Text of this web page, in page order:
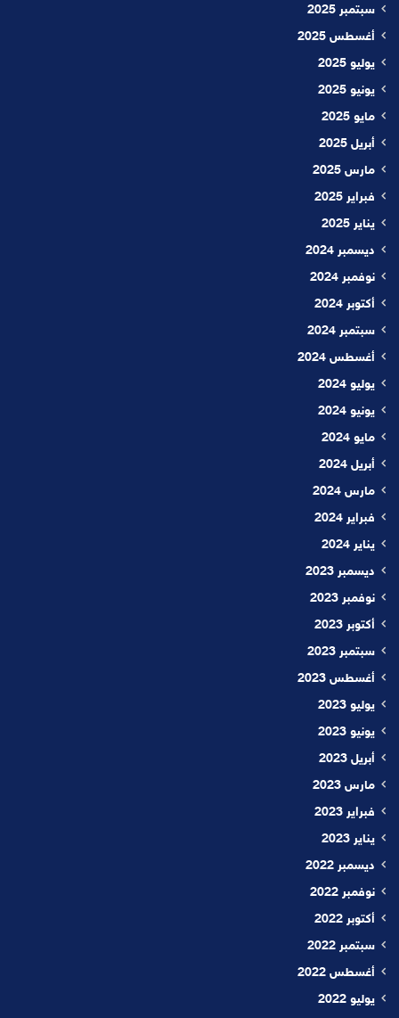
سبتمبر 2025
أغسطس 2025
يوليو 2025
يونيو 2025
مايو 2025
أبريل 2025
مارس 2025
فبراير 2025
يناير 2025
ديسمبر 2024
نوفمبر 2024
أكتوبر 2024
سبتمبر 2024
أغسطس 2024
يوليو 2024
يونيو 2024
مايو 2024
أبريل 2024
مارس 2024
فبراير 2024
يناير 2024
ديسمبر 2023
نوفمبر 2023
أكتوبر 2023
سبتمبر 2023
أغسطس 2023
يوليو 2023
يونيو 2023
أبريل 2023
مارس 2023
فبراير 2023
يناير 2023
ديسمبر 2022
نوفمبر 2022
أكتوبر 2022
سبتمبر 2022
أغسطس 2022
يوليو 2022